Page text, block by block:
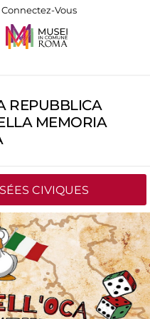
Connectez-Vous
REPUBBLICA
MEMORIA
CIVIQUES